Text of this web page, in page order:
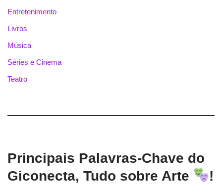
Entretenimento
Livros
Música
Séries e Cinema
Teatro
Principais Palavras-Chave do
Giconecta, Tudo sobre Arte
!